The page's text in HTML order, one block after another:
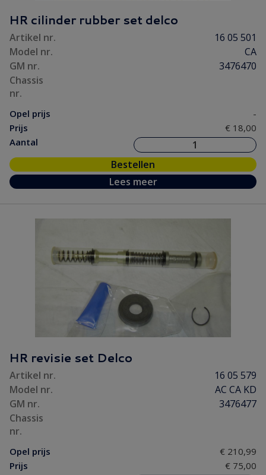
HR cilinder rubber set delco
Artikel nr.
16 05 501
Model nr.
CA
GM nr.
3476470
Chassis
nr.
Opel prijs
-
Prijs
€ 18,00
Aantal
Bestellen
Lees meer
HR revisie set Delco
Artikel nr.
16 05 579
Model nr.
AC CA KD
GM nr.
3476477
Chassis
nr.
Opel prijs
€ 210,99
Prijs
€ 75,00